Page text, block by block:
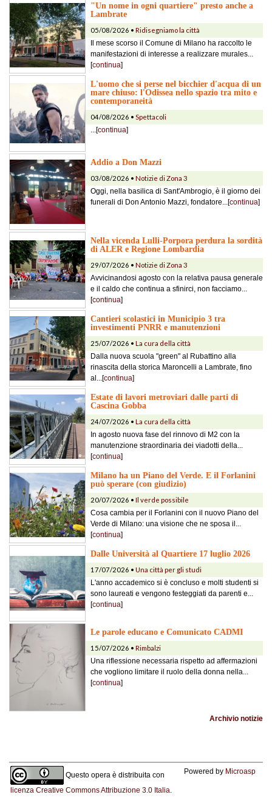
"Un nome in ogni quartiere" presto anche a
Lambrate
05/08/2026 • Ridisegniamo la città
Il mese scorso il Comune di Milano ha raccolto le
manifestazioni di interesse a realizzare murales...
[continua]
L'uomo che si perse nel bicchier d'acqua di un
mare chiuso: l'Odissea nello spazio tra mito e
contemporaneità
04/08/2026 • Spettacoli
...[continua]
Addio a Don Mazzi
03/08/2026 • Notizie di Zona 3
Oggi, nella basilica di Sant'Ambrogio, è il giorno dei
funerali di Don Antonio Mazzi, fondatore...[continua]
Nella vicenda Lulli-Porpora perdura la sordità
di ALER e Regione Lombardia
29/07/2026 • Notizie di Zona 3
Avvicinandosi agosto con la relativa pausa generale
e il caldo che continua a sfinirci, non facciamo...
[continua]
Cantieri scolastici in Municipio 3 tra
investimenti PNRR e manutenzioni
25/07/2026 • La cura della città
Dalla nuova scuola "green" al Rubattino alla
rinascita della storica Maroncelli a Lambrate, fino
al...[continua]
Estate di lavori metroviari dalle parti di
Cascina Gobba
24/07/2026 • La cura della città
In agosto nuova fase del rinnovo di M2 con la
manutenzione straordinaria dei viadotti della...
[continua]
Milano ha un Piano del Verde. E il Forlanini
può sperare (con giudizio)
20/07/2026 • Il verde possibile
Cosa cambia per il Forlanini con il nuovo Piano del
Verde di Milano: una visione che ne sposa il...
[continua]
Dalle Università al Quartiere 17 luglio 2026
17/07/2026 • Una città per gli studi
L'anno accademico si è concluso e molti studenti si
sono laureati e vengono festeggiati da parenti e...
[continua]
Le parole educano e Comunicato CADMI
15/07/2026 • Rimbalzi
Una riflessione necessaria rispetto ad affermazioni
che vogliono limitare il ruolo della donna nella...
[continua]
Archivio notizie
Questo opera è distribuita con
licenza Creative Commons Attribuzione 3.0 Italia.
Powered by Microasp